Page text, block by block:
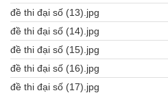
đề thi đại số (13).jpg
đề thi đại số (14).jpg
đề thi đại số (15).jpg
đề thi đại số (16).jpg
đề thi đại số (17).jpg